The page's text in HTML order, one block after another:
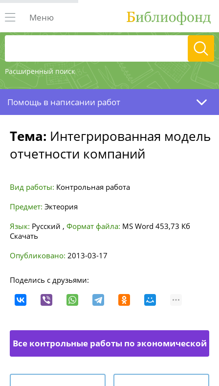
Расширенный поиск
Меню
Помощь в написании работ
Тема: Интегрированная модель
отчетности компаний
Вид работы: Контрольная работа
Предмет: Эктеория
Язык: Русский , Формат файла: MS Word 453,73 Кб
Скачать
Опубликовано: 2013-03-17
Поделись с друзьями:
Все контрольные работы по экономической